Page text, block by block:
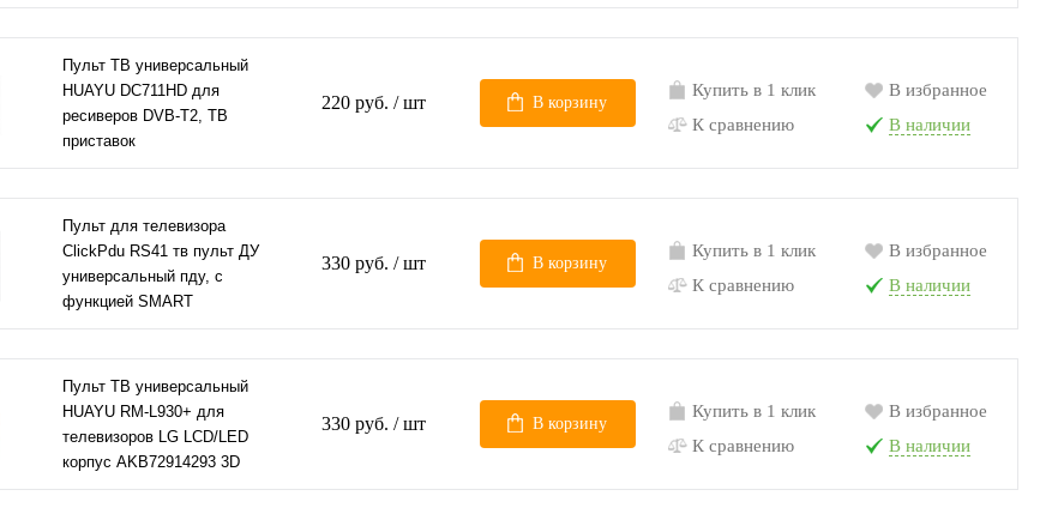
Пульт ТВ универсальный
HUAYU DC711HD для
ресиверов DVB-T2, ТВ
приставок
220 руб. / шт В корзину
Купить в 1 клик
К сравнению
В избранное
В наличии
Пульт для телевизора
ClickPdu RS41 тв пульт ДУ
универсальный пду, с
функцией SMART
330 руб. / шт В корзину
Купить в 1 клик
К сравнению
В избранное
В наличии
Пульт ТВ универсальный
HUAYU RM-L930+ для
телевизоров LG LCD/LED
корпус AKB72914293 3D
330 руб. / шт В корзину
Купить в 1 клик
К сравнению
В избранное
В наличии